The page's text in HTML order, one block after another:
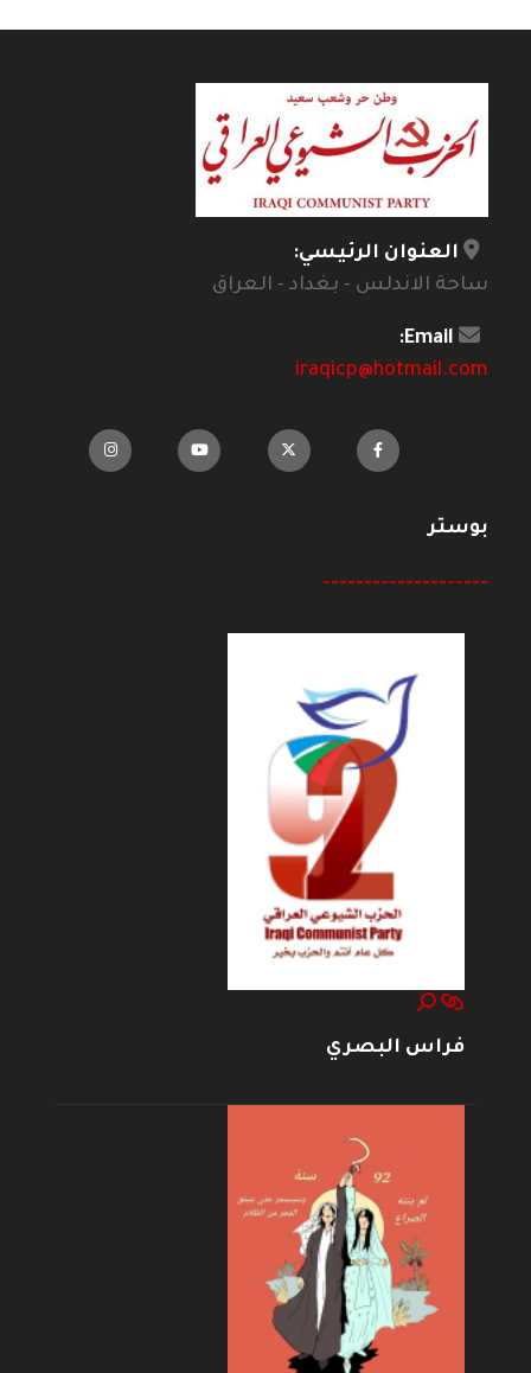
العنوان الرئيسي:
ساحة الاندلس - بغداد - العراق
Email:
iraqicp@hotmail.com
بوستر
--------------------
فراس البصري